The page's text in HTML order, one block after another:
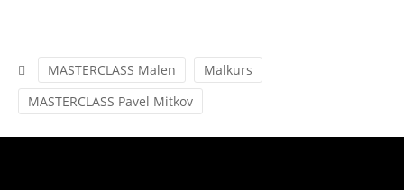
MASTERCLASS Malen
Malkurs
MASTERCLASS Pavel Mitkov